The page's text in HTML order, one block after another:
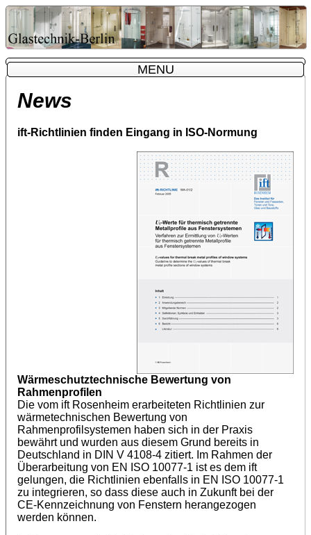
MENU
MENU
News
ift-Richtlinien finden Eingang in ISO-Normung
Wärmeschutztechnische Bewertung von
Rahmenprofilen
Die vom ift Rosenheim erarbeiteten Richtlinien zur
wärmetechnischen Bewertung von
Rahmenprofilsystemen haben sich in der Praxis
bewährt und wurden aus diesem Grund bereits in
Deutschland in DIN V 4108-4 zitiert. Im Rahmen der
Überarbeitung von EN ISO 10077-1 ist es dem ift
gelungen, die Richtlinien ebenfalls in EN ISO 10077-1
zu integrieren, so dass diese auch in Zukunft bei der
CE-Kennzeichnung von Fenstern herangezogen
werden können.